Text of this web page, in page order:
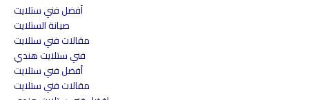
أفضل فني ستلايت
صيانة الستلايت
مقالات فني ستلايت
فني ستلايت هندي
أفضل فني ستلايت
مقالات فني ستلايت